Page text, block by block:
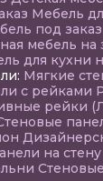
Мебель
под заказ
мебель на
для кухни
Мягкие
с рейками
рейки
на